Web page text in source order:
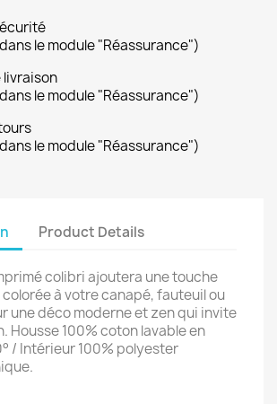
le module "Réassurance")
livraison
le module "Réassurance")
le module "Réassurance")
Product Details
colibri ajoutera une touche
à votre canapé, fauteuil ou
une déco moderne et zen qui invite
Housse 100% coton lavable en
/ Intérieur 100% polyester